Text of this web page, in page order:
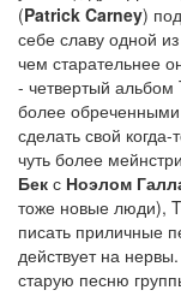
(Patrick Carney)
себе славу одной
чем старательнее
- четвертый альбом
более обреченными
сделать свой
чуть более
Бек с Ноэлом
тоже новые люди),
писать приличные
действует на
старую песню